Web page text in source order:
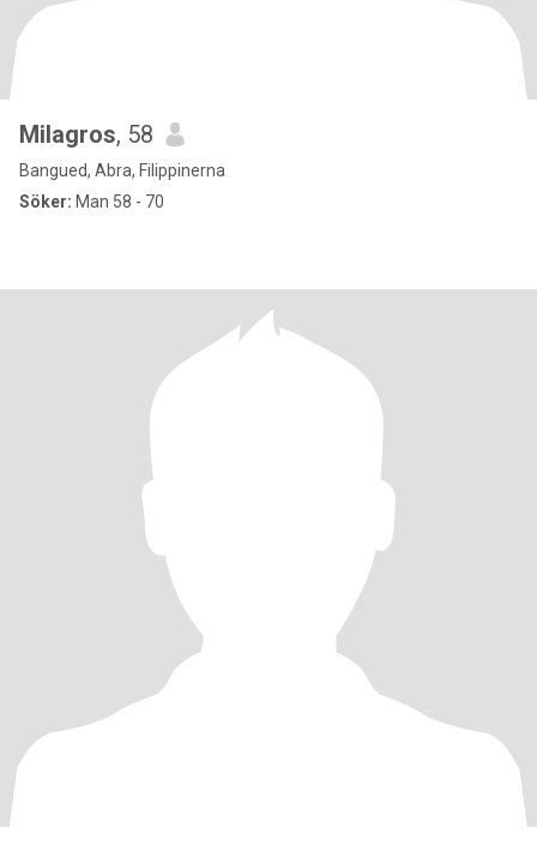
Milagros, 58
Bangued, Abra, Filippinerna
Söker: Man 58 - 70